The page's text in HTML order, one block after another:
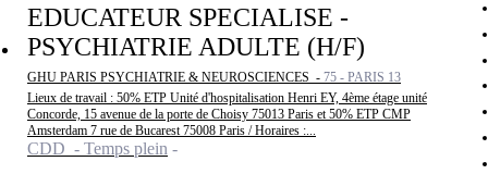
EDUCATEUR SPECIALISE -
PSYCHIATRIE ADULTE (H/F)
GHU PARIS PSYCHIATRIE & NEUROSCIENCES - 75 - PARIS 13
Lieux de travail : 50% ETP Unité d'hospitalisation Henri EY, 4ème étage unité
Concorde, 15 avenue de la porte de Choisy 75013 Paris et 50% ETP CMP
Amsterdam 7 rue de Bucarest 75008 Paris / Horaires :...
CDD - Temps plein